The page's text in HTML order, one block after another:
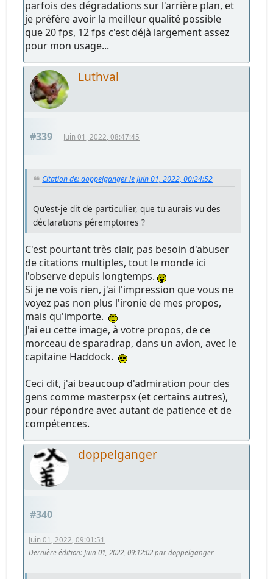
parfois des dégradations sur l'arrière plan, et
je préfère avoir la meilleur qualité possible
que 20 fps, 12 fps c'est déjà largement assez
pour mon usage...
Luthval
#339 Juin 01, 2022, 08:47:45
Citation de: doppelganger le Juin 01, 2022, 00:24:52
Qu'est-je dit de particulier, que tu aurais vu des
déclarations péremptoires ?
C'est pourtant très clair, pas besoin d'abuser
de citations multiples, tout le monde ici
l'observe depuis longtemps.
Si je ne vois rien, j'ai l'impression que vous ne
voyez pas non plus l'ironie de mes propos,
mais qu'importe.
J'ai eu cette image, à votre propos, de ce
morceau de sparadrap, dans un avion, avec le
capitaine Haddock.
Ceci dit, j'ai beaucoup d'admiration pour des
gens comme masterpsx (et certains autres),
pour répondre avec autant de patience et de
compétences.
doppelganger
#340
Juin 01, 2022, 09:01:51
Dernière édition: Juin 01, 2022, 09:12:02 par doppelganger